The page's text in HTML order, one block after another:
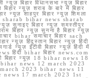
न्यूज़ बिहार विधानसभा न्यूज़ बिहार
बिहार न्यूज़ शराब के बारे में बिहार
न्यूज़ शाहपुर बिहार न्यूज़ शिमला
sharab bihar news sharab
सुनाइए बिहार न्यूज़ समस्तीपुर
बिहार न्यूज़ सुनना है बिहार न्यूज़
bihar समाचार बिहार sach
न्यूज़ हिंदुस्तान बिहार न्यूज़ हिंदी
न्यूज़ ईटीवी बिहार न्यूज़ हिंदी में
हिंदी bihar बिहार news.com
बिहार न्यूज़ 18 bihar news 18
news 12 march 2023
2023 bihar news 11
17 march 2023 1st